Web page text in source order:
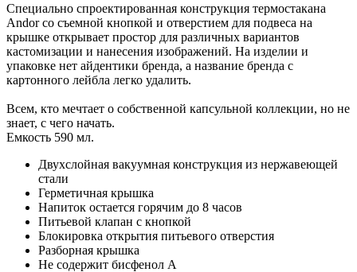
Специально спроектированная конструкция термостакана
Andor со съемной кнопкой и отверстием для подвеса на
крышке открывает простор для различных вариантов
кастомизации и нанесения изображений. На изделии и
упаковке нет айдентики бренда, а название бренда с
картонного лейбла легко удалить.
Всем, кто мечтает о собственной капсульной коллекции, но не
знает, с чего начать.
Емкость 590 мл.
Двухслойная вакуумная конструкция из нержавеющей
стали
Герметичная крышка
Напиток остается горячим до 8 часов
Питьевой клапан с кнопкой
Блокировка открытия питьевого отверстия
Разборная крышка
Не содержит бисфенол А